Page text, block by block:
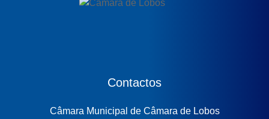
Contactos
Câmara Municipal de Câmara de Lobos